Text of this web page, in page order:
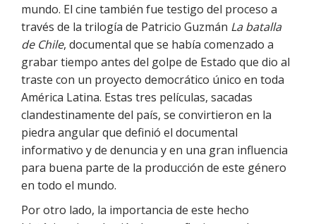
mundo. El cine también fue testigo del proceso a
través de la trilogía de Patricio Guzmán La batalla
de Chile, documental que se había comenzado a
grabar tiempo antes del golpe de Estado que dio al
traste con un proyecto democrático único en toda
América Latina. Estas tres películas, sacadas
clandestinamente del país, se convirtieron en la
piedra angular que definió el documental
informativo y de denuncia y en una gran influencia
para buena parte de la producción de este género
en todo el mundo.
Por otro lado, la importancia de este hecho